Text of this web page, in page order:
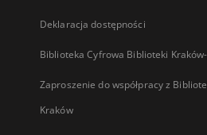
Deklaracja dostępności
Biblioteka Cyfrowa Biblioteki
Zaproszenie do współpracy z
Kraków